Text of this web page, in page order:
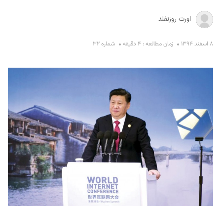
اورت روزنفلد
۸ اسفند ۱۳۹۴ زمان مطالعه : ۴ دقیقه شماره ۳۲